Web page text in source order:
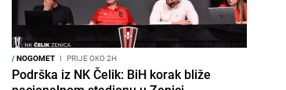
/NOGOMET I PRIJE OKO 2H
Podrška iz NK Čelik: BiH korak bliže